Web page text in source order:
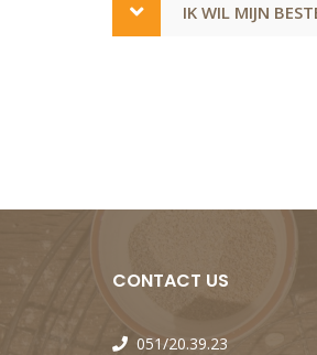
IK WIL MIJN
CONTACT US
051/20.39.23